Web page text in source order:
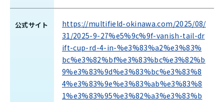
公式サイト
https://multifield-okinawa.com/2025/08/
31/2025-9-27%e5%9c%9f-vanish-tail-dr
ift-cup-rd-4-in-%e3%83%a2%e3%83%
bc%e3%82%bf%e3%83%bc%e3%82%b
9%e3%83%9d%e3%83%bc%e3%83%8
4%e3%83%9e%e3%83%ab%e3%83%8
1%e3%83%95%e3%82%a3%e3%83%b